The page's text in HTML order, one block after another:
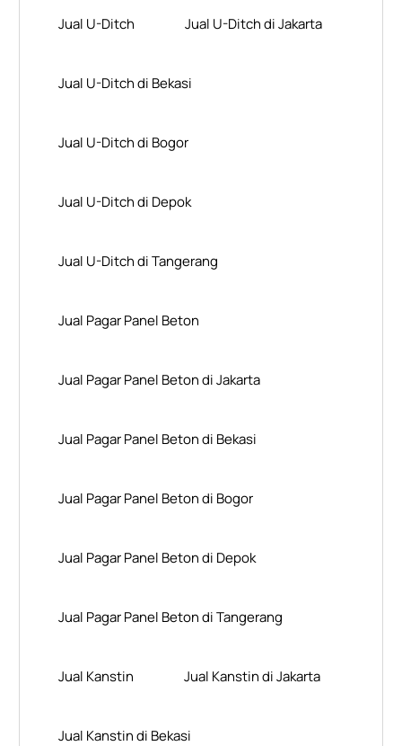
Jual U-Ditch Jual U-Ditch di Jakarta
Jual U-Ditch di Bekasi
Jual U-Ditch di Bogor
Jual U-Ditch di Depok
Jual U-Ditch di Tangerang
Jual Pagar Panel Beton
Jual Pagar Panel Beton di Jakarta
Jual Pagar Panel Beton di Bekasi
Jual Pagar Panel Beton di Bogor
Jual Pagar Panel Beton di Depok
Jual Pagar Panel Beton di Tangerang
Jual Kanstin Jual Kanstin di Jakarta
Jual Kanstin di Bekasi